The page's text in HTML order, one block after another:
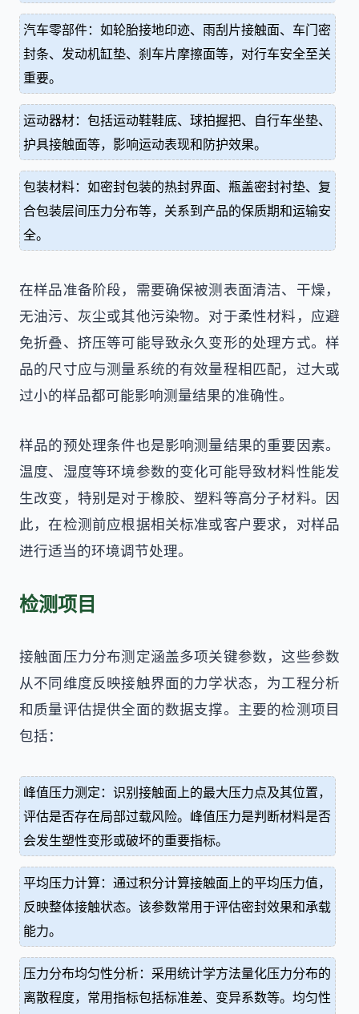
汽车零部件：如轮胎接地印迹、雨刮片接触面、车门密
封条、发动机缸垫、刹车片摩擦面等，对行车安全至关
重要。
运动器材：包括运动鞋鞋底、球拍握把、自行车坐垫、
护具接触面等，影响运动表现和防护效果。
包装材料：如密封包装的热封界面、瓶盖密封衬垫、复
合包装层间压力分布等，关系到产品的保质期和运输安
全。
在样品准备阶段，需要确保被测表面清洁、干燥，
无油污、灰尘或其他污染物。对于柔性材料，应避
免折叠、挤压等可能导致永久变形的处理方式。样
品的尺寸应与测量系统的有效量程相匹配，过大或
过小的样品都可能影响测量结果的准确性。
样品的预处理条件也是影响测量结果的重要因素。
温度、湿度等环境参数的变化可能导致材料性能发
生改变，特别是对于橡胶、塑料等高分子材料。因
此，在检测前应根据相关标准或客户要求，对样品
进行适当的环境调节处理。
检测项目
接触面压力分布测定涵盖多项关键参数，这些参数
从不同维度反映接触界面的力学状态，为工程分析
和质量评估提供全面的数据支撑。主要的检测项目
包括：
峰值压力测定：识别接触面上的最大压力点及其位置，
评估是否存在局部过载风险。峰值压力是判断材料是否
会发生塑性变形或破坏的重要指标。
平均压力计算：通过积分计算接触面上的平均压力值，
反映整体接触状态。该参数常用于评估密封效果和承载
能力。
压力分布均匀性分析：采用统计学方法量化压力分布的
离散程度，常用指标包括标准差、变异系数等。均匀性